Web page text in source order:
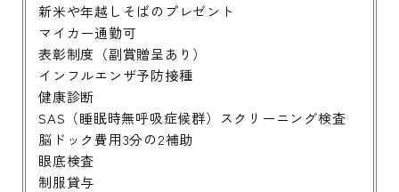
新米や年越しそばのプレゼント
マイカー通勤可
表彰制度（副賞贈呈あり）
インフルエンザ予防接種
健康診断
SAS（睡眠時無呼吸症候群）スクリーニング検査
脳ドック費用3分の2補助
眼底検査
制服貸与